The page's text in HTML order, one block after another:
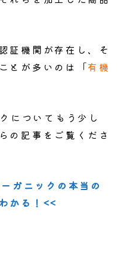
証機関が存在し、そ
とが多いのは「有機
についてもう少し
の記事をご覧くださ
ガニックの本当の
かる！<<